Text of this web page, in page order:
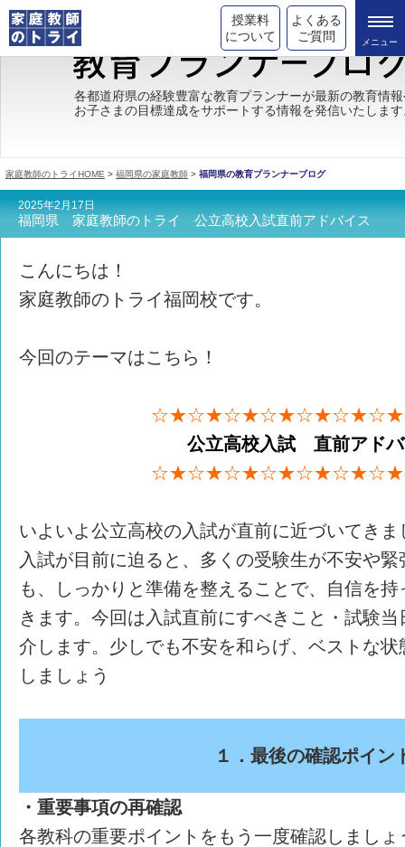
授業料
について
よくある
ご質問
トライの教育理念
成績が上がる理由
都道府県別情報
合格体験談
キャンペーン情報
受験情報
各都道府県の経験豊富な教育プランナーが最新の教育情
お子さまの目標達成をサポートする情報を発信いたしま
家庭教師のトライHOME > 福岡県の家庭教師 > 福岡県の教育プランナーブログ
2025年2月17日
福岡県 家庭教師のトライ 公立高校入試直前アドバイス
こんにちは！
家庭教師のトライ福岡校です。
今回のテーマはこちら！
公立高校入試 直前アド
いよいよ公立高校の入試が直前に近づいてきま
入試が目前に迫ると、多くの受験生が不安や
も、しっかりと準備を整えることで、自信を
きます。今回は入試直前にすべきこと・試験
介します。少しでも不安を和らげ、ベストな
しましょう
１．最後の確認ポイン
・重要事項の再確認
各教科の重要ポイントをもう一度確認しまし